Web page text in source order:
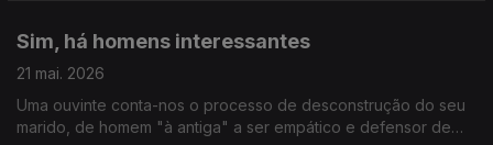
Sim, há homens interessantes
21 mai. 2026
Uma ouvinte conta-nos o processo de desconstrução do seu
marido, de homem "à antiga" a ser empático e defensor de